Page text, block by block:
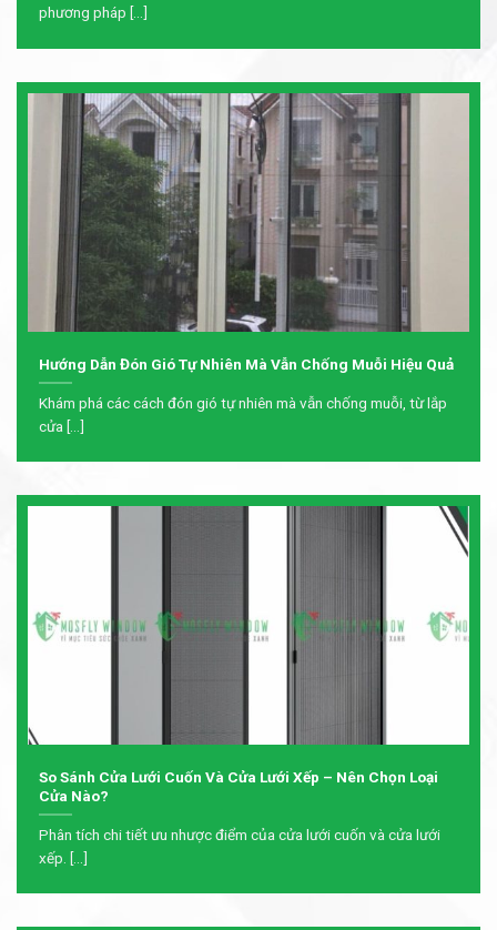
phương pháp [...]
Hướng Dẫn Đón Gió Tự Nhiên Mà Vẫn Chống Muỗi Hiệu Quả
Khám phá các cách đón gió tự nhiên mà vẫn chống muỗi, từ lắp
cửa [...]
So Sánh Cửa Lưới Cuốn Và Cửa Lưới Xếp – Nên Chọn Loại
Cửa Nào?
Phân tích chi tiết ưu nhược điểm của cửa lưới cuốn và cửa lưới
xếp. [...]